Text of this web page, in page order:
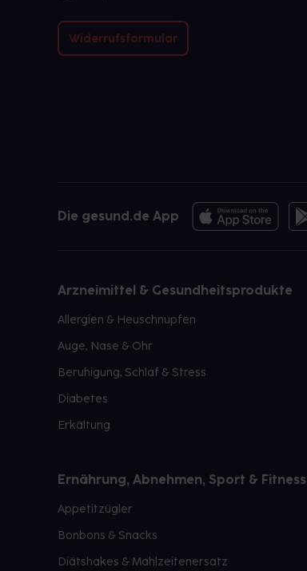
Widerrufsformular
Die gesund.de App
Arzneimittel & Gesundheitsprodukte
Allergien & Heuschnupfen
Auge, Nase & Ohr
Beruhigung, Schlaf & Stress
Diabetes
Erkältung
Ernährung, Abnehmen, Sport & Fitness
Appetitzügler
Bonbons & Snacks
Diätshakes & Mahlzeitenersatz